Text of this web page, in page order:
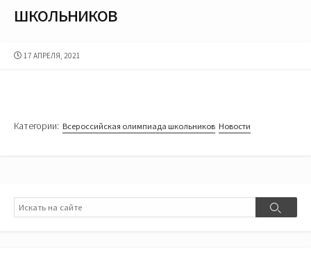
школьников
ДАТА
17 АПРЕЛЯ, 2021
Категории: Всероссийская олимпиада школьников Новости
Поиск
Поиск